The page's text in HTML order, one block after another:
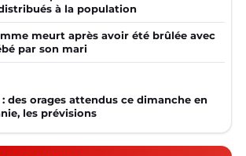
à la population
meurt après avoir été brûlée avec
par son mari
: des orages attendus ce dimanche en
les prévisions